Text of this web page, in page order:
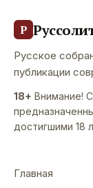
Р
Русское
публикации
18+ Внимание!
достигшими 18
Главная